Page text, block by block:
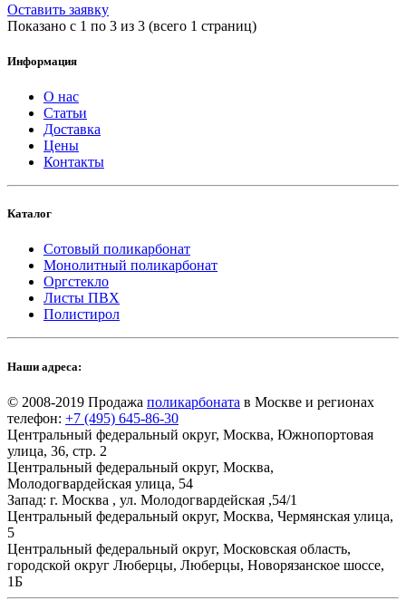
Оставить заявку
Показано с 1 по 3 из 3 (всего 1 страниц)
Информация
О нас
Статьи
Доставка
Цены
Контакты
Каталог
Сотовый поликарбонат
Монолитный поликарбонат
Оргстекло
Листы ПВХ
Полистирол
Наши адреса:
© 2008-2019 Продажа поликарбоната в Москве и регионах
телефон: +7 (495) 645-86-30
Центральный федеральный округ, Москва, Южнопортовая
улица, 36, стр. 2
Центральный федеральный округ, Москва,
Молодогвардейская улица, 54
Запад: г. Москва , ул. Молодогвардейская ,54/1
Центральный федеральный округ, Москва, Чермянская улица,
5
Центральный федеральный округ, Московская область,
городской округ Люберцы, Люберцы, Новорязанское шоссе,
1Б